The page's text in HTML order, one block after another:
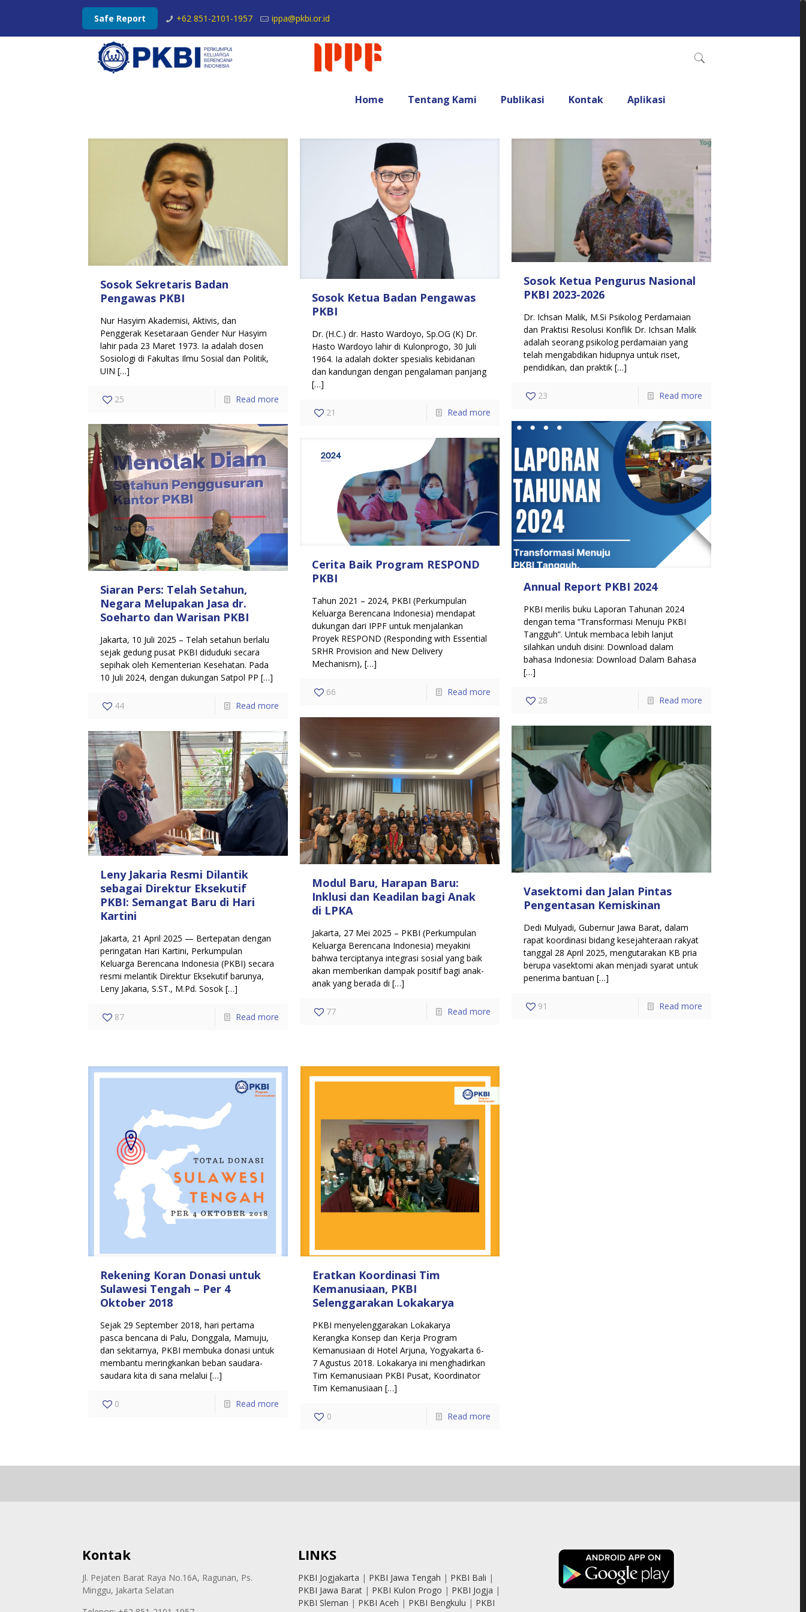
Safe Report +62 851-2101-1957 ippa@pkbi.or.id
Home Tentang Kami Publikasi Kontak Aplikasi
Sosok Sekretaris Badan
Pengawas PKBI
Nur Hasyim Akademisi, Aktivis, dan
Penggerak Kesetaraan Gender Nur Hasyim
lahir pada 23 Maret 1973. Ia adalah dosen
Sosiologi di Fakultas Ilmu Sosial dan Politik,
UIN […]
25 Read more
Sosok Ketua Badan Pengawas
PKBI
Dr. (H.C.) dr. Hasto Wardoyo, Sp.OG (K) Dr.
Hasto Wardoyo lahir di Kulonprogo, 30 Juli
1964. Ia adalah dokter spesialis kebidanan
dan kandungan dengan pengalaman panjang
[…]
21 Read more
Sosok Ketua Pengurus Nasional
PKBI 2023-2026
Dr. Ichsan Malik, M.Si Psikolog Perdamaian
dan Praktisi Resolusi Konflik Dr. Ichsan Malik
adalah seorang psikolog perdamaian yang
telah mengabdikan hidupnya untuk riset,
pendidikan, dan praktik […]
23 Read more
Annual Report PKBI 2024
PKBI merilis buku Laporan Tahunan 2024
dengan tema “Transformasi Menuju PKBI
Tangguh”. Untuk membaca lebih lanjut
silahkan unduh disini: Download dalam
bahasa Indonesia: Download Dalam Bahasa
[…]
28 Read more
Siaran Pers: Telah Setahun,
Negara Melupakan Jasa dr.
Soeharto dan Warisan PKBI
Jakarta, 10 Juli 2025 – Telah setahun berlalu
sejak gedung pusat PKBI diduduki secara
sepihak oleh Kementerian Kesehatan. Pada
10 Juli 2024, dengan dukungan Satpol PP […]
44 Read more
Cerita Baik Program RESPOND
PKBI
Tahun 2021 – 2024, PKBI (Perkumpulan
Keluarga Berencana Indonesia) mendapat
dukungan dari IPPF untuk menjalankan
Proyek RESPOND (Responding with Essential
SRHR Provision and New Delivery
Mechanism), […]
66 Read more
Modul Baru, Harapan Baru:
Inklusi dan Keadilan bagi Anak
di LPKA
Jakarta, 27 Mei 2025 – PKBI (Perkumpulan
Keluarga Berencana Indonesia) meyakini
bahwa terciptanya integrasi sosial yang baik
akan memberikan dampak positif bagi anak-
anak yang berada di […]
77 Read more
Vasektomi dan Jalan Pintas
Pengentasan Kemiskinan
Dedi Mulyadi, Gubernur Jawa Barat, dalam
rapat koordinasi bidang kesejahteraan rakyat
tanggal 28 April 2025, mengutarakan KB pria
berupa vasektomi akan menjadi syarat untuk
penerima bantuan […]
91 Read more
Leny Jakaria Resmi Dilantik
sebagai Direktur Eksekutif
PKBI: Semangat Baru di Hari
Kartini
Jakarta, 21 April 2025 — Bertepatan dengan
peringatan Hari Kartini, Perkumpulan
Keluarga Berencana Indonesia (PKBI) secara
resmi melantik Direktur Eksekutif barunya,
Leny Jakaria, S.ST., M.Pd. Sosok […]
87 Read more
Rekening Koran Donasi untuk
Sulawesi Tengah – Per 4
Oktober 2018
Sejak 29 September 2018, hari pertama
pasca bencana di Palu, Donggala, Mamuju,
dan sekitarnya, PKBI membuka donasi untuk
membantu meringkankan beban saudara-
saudara kita di sana melalui […]
0 Read more
Eratkan Koordinasi Tim
Kemanusiaan, PKBI
Selenggarakan Lokakarya
PKBI menyelenggarakan Lokakarya
Kerangka Konsep dan Kerja Program
Kemanusiaan di Hotel Arjuna, Yogyakarta 6-
7 Agustus 2018. Lokakarya ini menghadirkan
Tim Kemanusiaan PKBI Pusat, Koordinator
Tim Kemanusiaan […]
0 Read more
Kontak
Jl. Pejaten Barat Raya No.16A, Ragunan, Ps.
Minggu, Jakarta Selatan
LINKS
PKBI Jogjakarta | PKBI Jawa Tengah | PKBI Bali |
PKBI Jawa Barat | PKBI Kulon Progo | PKBI Jogja |
PKBI Sleman | PKBI Aceh | PKBI Bengkulu | PKBI